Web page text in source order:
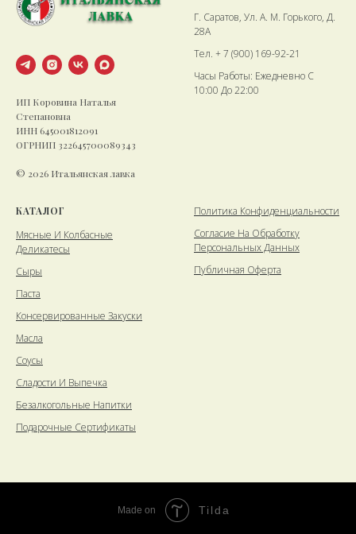
ИП Коровина Наталья
Степановна
ИНН 645001812091
ОГРНИП 322645700089343
© 2026 Итальянская лавка
Г. Саратов, Ул. А. М. Горького, Д.
28А
Тел. + 7 (900) 169-92-21
Часы Работы: Ежедневно С
10:00 До 22:00
КАТАЛОГ
Мясные И Колбасные
Деликатесы
Сыры
Паста
Консервированные Закуски
Масла
Соусы
Сладости И Выпечка
Безалкогольные Напитки
Подарочные Сертификаты
Политика Конфиденциальности
Cогласие На Обработку
Персональных Данных
Публичная Оферта
Made on Tilda